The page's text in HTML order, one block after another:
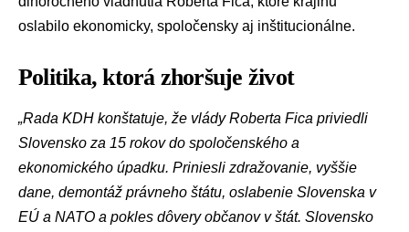
oslabilo ekonomicky, spoločensky aj inštitucionálne.
Politika, ktorá zhoršuje život
„Rada KDH konštatuje, že vlády Roberta Fica priviedli
Slovensko za 15 rokov do spoločenského a
ekonomického úpadku. Priniesli zdražovanie, vyššie
dane, demontáž právneho štátu, oslabenie Slovenska v
EÚ a NATO a pokles dôvery občanov v štát. Slovensko